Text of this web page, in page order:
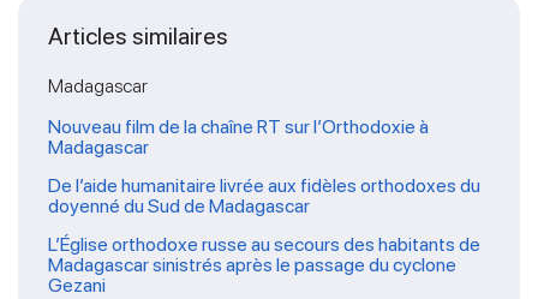
Articles similaires
Madagascar
Nouveau film de la chaîne RT sur l’Orthodoxie à
Madagascar
De l’aide humanitaire livrée aux fidèles orthodoxes du
doyenné du Sud de Madagascar
L’Église orthodoxe russe au secours des habitants de
Madagascar sinistrés après le passage du cyclone
Gezani